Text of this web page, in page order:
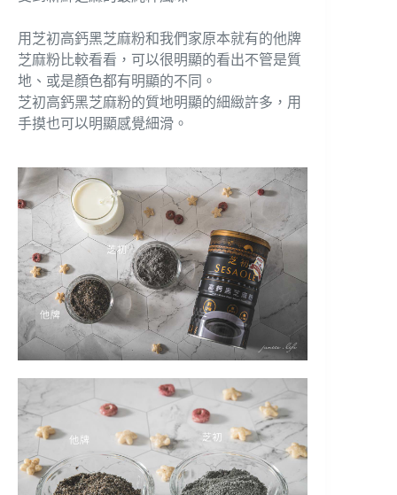
用芝初高鈣黑芝麻粉和我們家原本就有的他牌
芝麻粉比較看看，可以很明顯的看出不管是質
地、或是顏色都有明顯的不同。
芝初高鈣黑芝麻粉的質地明顯的細緻許多，用
手摸也可以明顯感覺細滑。